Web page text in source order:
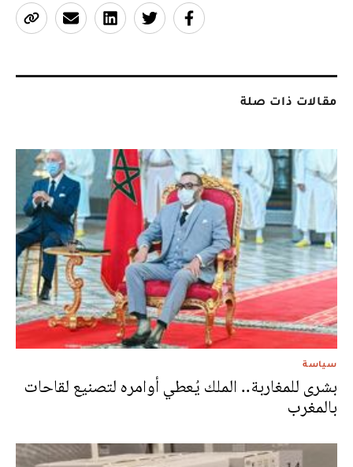
مقالات ذات صلة
سياسة
بشرى للمغاربة.. الملك يُعطي أوامره لتصنيع لقاحات
بالمغرب